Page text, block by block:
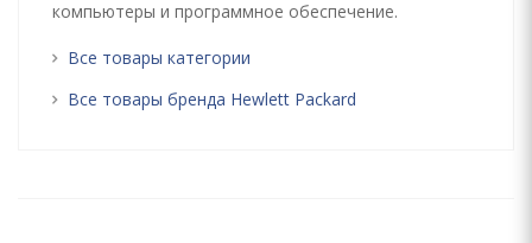
компьютеры и программное обеспечение.
Все товары категории
Все товары бренда Hewlett Packard